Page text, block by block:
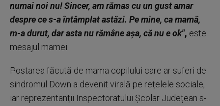
numai noi nu! Sincer, am rămas cu un gust amar
despre ce s-a întâmplat astăzi. Pe mine, ca mamă,
m-a durut, dar asta nu rămâne așa, că nu e ok", este
mesajul mamei.
Postarea făcută de mama copilului care ar suferi de
sindromul Down a devenit virală pe rețelele sociale,
iar reprezentanții Inspectoratului Școlar Județean s-